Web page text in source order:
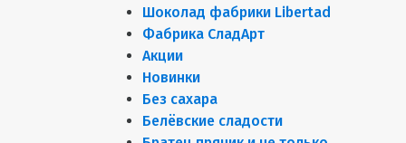
Шоколад фабрики Libertad
Фабрика СладАрт
Акции
Новинки
Без сахара
Белёвские сладости